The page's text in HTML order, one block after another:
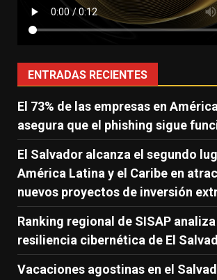
ENTRADAS RECIENTES
El 73% de las empresas en
asegura que el phishing sigue
El Salvador alcanza el segundo
América Latina y el Caribe en
nuevos proyectos de inversión
Ranking regional de SISAP
resiliencia cibernética de El
Vacaciones agostinas en el